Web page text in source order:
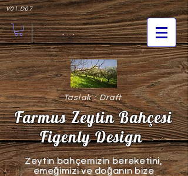
V01.D07
. . .
Taslak : Draft
Farmus Zeytin Bahçesi
Figenly Design
Zeytin bahçemizin bereketini,
emeğimizi ve doğanın bize